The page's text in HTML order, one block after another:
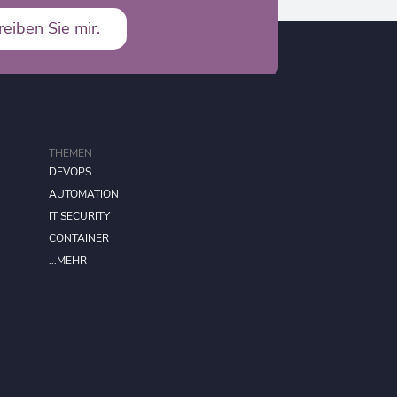
Sie mir.
THEMEN
DEVOPS
AUTOMATION
IT SECURITY
CONTAINER
...MEHR